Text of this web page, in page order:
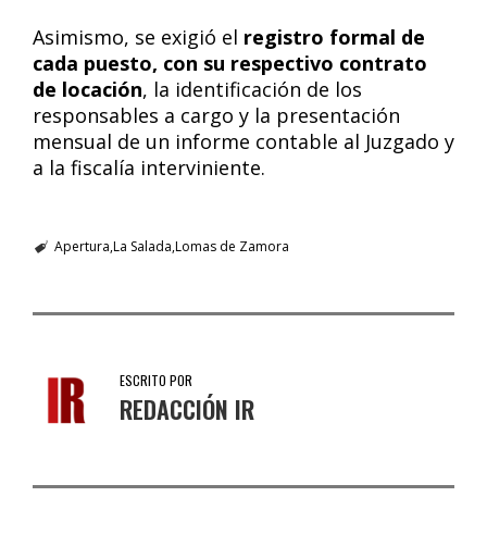
Asimismo, se exigió el registro formal de
cada puesto, con su respectivo contrato
de locación, la identificación de los
responsables a cargo y la presentación
mensual de un informe contable al Juzgado y
a la fiscalía interviniente.
Apertura La Salada Lomas de Zamora
ESCRITO POR
REDACCIÓN IR